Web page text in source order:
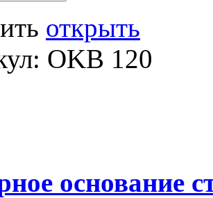
открыть
OKB 120
основание